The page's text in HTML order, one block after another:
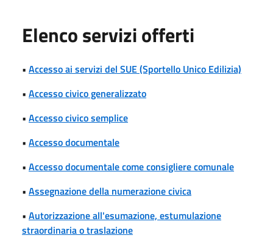
Elenco servizi offerti
• Accesso ai servizi del SUE (Sportello Unico Edilizia)
• Accesso civico generalizzato
• Accesso civico semplice
• Accesso documentale
• Accesso documentale come consigliere comunale
• Assegnazione della numerazione civica
• Autorizzazione all'esumazione, estumulazione
straordinaria o traslazione